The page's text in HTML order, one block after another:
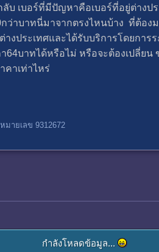
บ เบอร์ที่มีปัญหาคือเบอร์ที่อยู่ต่างป
ว่าบาทนี่มาจากตรงไหนบ้าง ที่ต้อง
งประเทศและได้รับบริการโดยกา
บาทได้หรือไม่ หรือจะต้องเปลี่ยน
คาเท่าไหร่
มายเลข 9312672
กำลังโหลดข้อมูล...